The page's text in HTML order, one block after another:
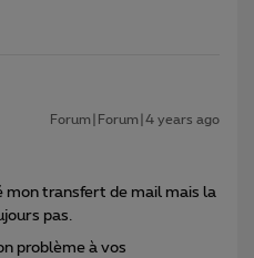
Forum|Forum|4 years ago
mon transfert de mail mais la
pas.
problème à vos